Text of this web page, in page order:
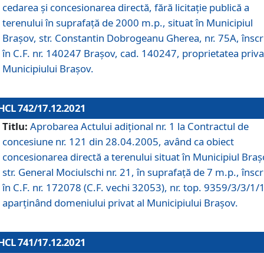
cedarea și concesionarea directă, fără licitație publică a
terenului în suprafață de 2000 m.p., situat în Municipiul
Brașov, str. Constantin Dobrogeanu Gherea, nr. 75A,
în C.F. nr. 140247 Brașov, cad. 140247, proprietatea
Municipiului Brașov.
742/17.12.2021
Titlu: Aprobarea Actului adiţional nr. 1 la Contractul de
concesiune nr. 121 din 28.04.2005, având ca obiect
concesionarea directă a terenului situat în Municipiul
str. General Mociulschi nr. 21, în suprafață de 7 m.p.,
în C.F. nr. 172078 (C.F. vechi 32053), nr. top. 9359/3/3/1/
aparținând domeniului privat al Municipiului Brașov.
741/17.12.2021